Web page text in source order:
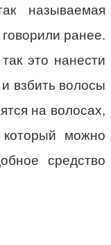
называемая
ранее.
это нанести
взбить волосы
на волосах,
можно
средство